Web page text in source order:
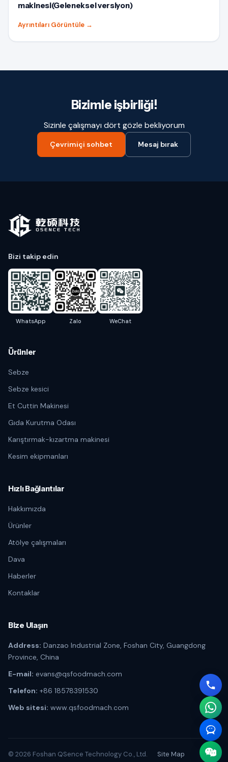
makinesi(Geleneksel versiyon)
Ayrıntıları Görüntüle →
Bizimle işbirliği!
Sizinle çalışmayı dört gözle bekliyorum
Çevrimiçi sohbet Mesaj bırak
Bizi takip edin
WhatsApp Zalo WeChat
Ürünler
Sebze
Sebze kesici
Et Cuttin Makinesi
Gıda Kurutma Odası
Karıştırmak-kızartma makinesi
Kesim ekipmanları
Hızlı Bağlantılar
Hakkımızda
Ürünler
Atölye çalışmaları
Dava
Haberler
Kontaklar
Bize Ulaşın
Address: Danzao Industrial Zone, Foshan City, Guangdong
Province, China
E-mail: evans@qsfoodmach.com
Telefon: +86 18578391530
Web sitesi: www.qsfoodmach.com
© 2026 Foshan QSence Technology Co., Ltd. Site Map